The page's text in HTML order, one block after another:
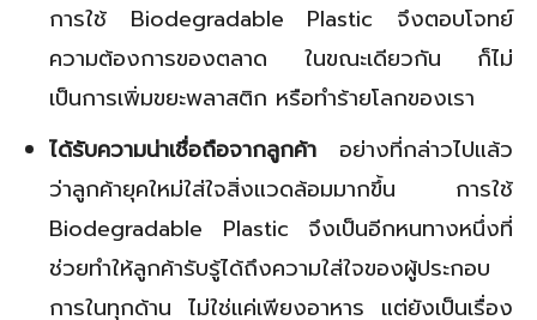
การใช้ Biodegradable Plastic จึงตอบโจทย์
ความต้องการของตลาด ในขณะเดียวกัน ก็ไม่
เป็นการเพิ่มขยะพลาสติก หรือทำร้ายโลกของเรา
ได้รับความน่าเชื่อถือจากลูกค้า อย่างที่กล่าวไปแล้ว
ว่าลูกค้ายุคใหม่ใส่ใจสิ่งแวดล้อมมากขึ้น การใช้
Biodegradable Plastic จึงเป็นอีกหนทางหนึ่งที่
ช่วยทำให้ลูกค้ารับรู้ได้ถึงความใส่ใจของผู้ประกอบ
การในทุกด้าน ไม่ใช่แค่เพียงอาหาร แต่ยังเป็นเรื่อง